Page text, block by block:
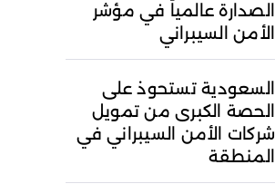
الصدارة عالمياً في مؤشر
الأمن السيبراني
السعودية تستحوذ على
الحصة الكبرى من تمويل
شركات الأمن السيبراني في
المنطقة